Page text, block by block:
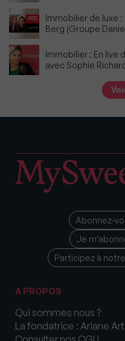
Immobilier de luxe
Berg (Groupe
Immobilier : En live
avec Sophie
Abonnez-
Je
Participez à
A PROPOS
Qui sommes nous ?
La fondatrice : Ariane